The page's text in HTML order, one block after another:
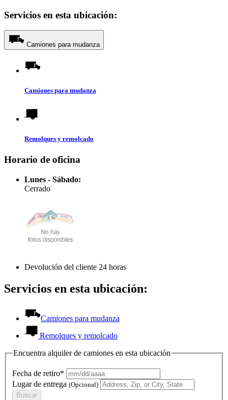
Servicios en esta ubicación:
Camiones para mudanza
Camiones para mudanza
Remolques y remolcado
Horario de oficina
Lunes - Sábado:
Cerrado
Devolución del cliente 24 horas
Servicios en esta ubicación:
Camiones para mudanza
Remolques y remolcado
Encuentra alquiler de camiones en esta ubicación
Fecha de retiro*
Lugar de entrega (Opcional)
Buscar